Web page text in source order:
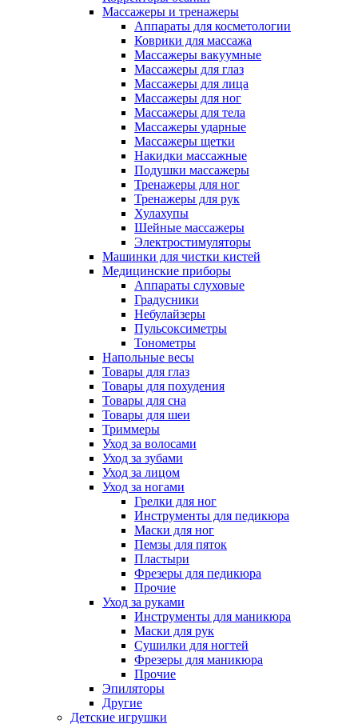
Массажеры и тренажеры
Аппараты для косметологии
Коврики для массажа
Массажеры вакуумные
Массажеры для глаз
Массажеры для лица
Массажеры для ног
Массажеры для тела
Массажеры ударные
Массажеры щетки
Накидки массажные
Подушки массажеры
Тренажеры для ног
Тренажеры для рук
Хулахупы
Шейные массажеры
Электростимуляторы
Машинки для чистки кистей
Медицинские приборы
Аппараты слуховые
Градусники
Небулайзеры
Пульсоксиметры
Тонометры
Напольные весы
Товары для глаз
Товары для похудения
Товары для сна
Товары для шеи
Триммеры
Уход за волосами
Уход за зубами
Уход за лицом
Уход за ногами
Грелки для ног
Инструменты для педикюра
Маски для ног
Пемзы для пяток
Пластыри
Фрезеры для педикюра
Прочие
Уход за руками
Инструменты для маникюра
Маски для рук
Сушилки для ногтей
Фрезеры для маникюра
Прочие
Эпиляторы
Другие
Детские игрушки